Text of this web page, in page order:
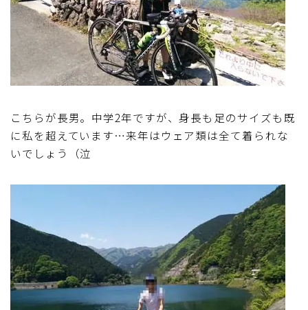
こちらが長男。中学2年ですが、身長も足のサイズも既
に私を超えています…来年はウェア類は全て着られな
いでしょう（泣